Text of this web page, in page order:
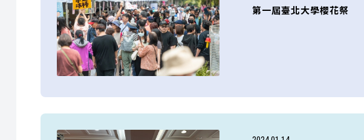
第一屆臺北大學櫻花祭